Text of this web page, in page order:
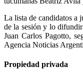
La lista de candidatos a
de la sesión y lo
Juan Carlos Pagotto,
Agencia Noticias
Propiedad privada